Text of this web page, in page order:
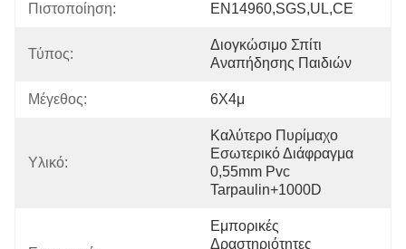
Πιστοποίηση: EN14960,SGS,UL,CE
Τύπος:
Διογκώσιμο Σπίτι
Αναπήδησης Παιδιών
Μέγεθος: 6Χ4μ
Υλικό:
Καλύτερο Πυρίμαχο
Εσωτερικό Διάφραγμα
0,55mm Pvc
Tarpaulin+1000D
Εμπορικές
Δραστηριότητες